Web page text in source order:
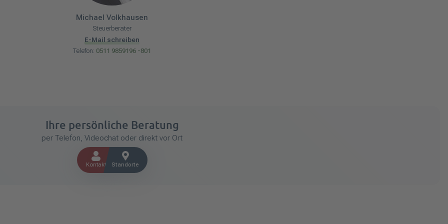
Michael Volkhausen
Steuerberater
E-Mail schreiben
Telefon: 0511 9859196 -801
Ihre persönliche Beratung
per Telefon, Videochat oder direkt vor Ort
Kontakt Standorte